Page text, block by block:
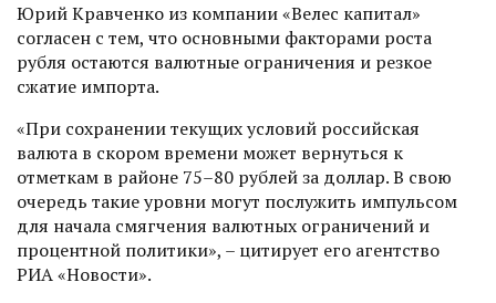
Юрий Кравченко из компании «Велес капитал»
согласен с тем, что основными факторами роста
рубля остаются валютные ограничения и резкое
сжатие импорта.
«При сохранении текущих условий российская
валюта в скором времени может вернуться к
отметкам в районе 75–80 рублей за доллар. В свою
очередь такие уровни могут послужить импульсом
для начала смягчения валютных ограничений и
процентной политики», – цитирует его агентство
РИА «Новости».